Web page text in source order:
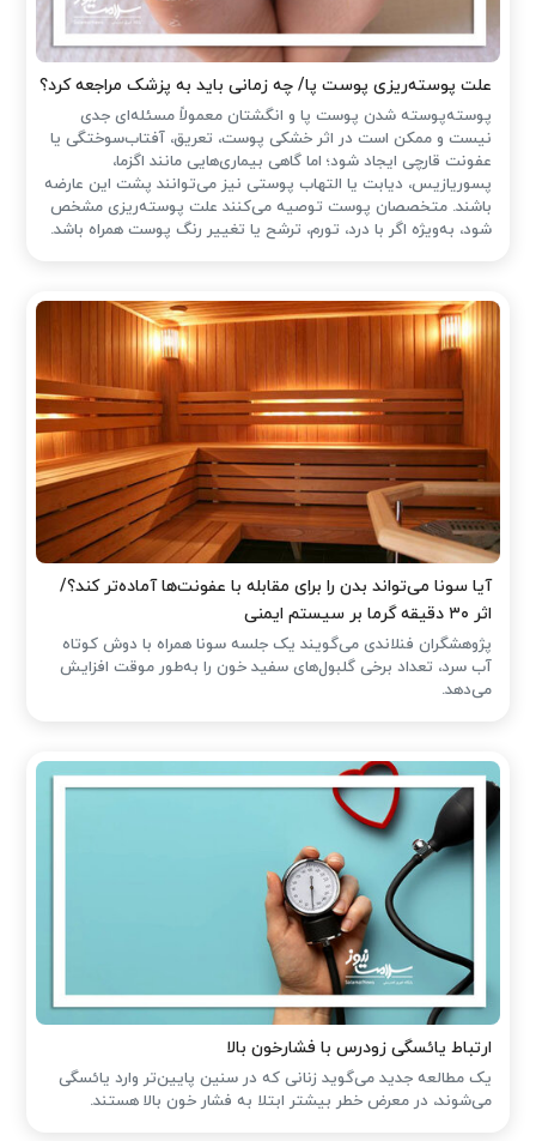
علت پوسته‌ریزی پوست پا/ چه زمانی باید به پزشک مراجعه کرد؟
پوسته‌پوسته شدن پوست پا و انگشتان معمولاً مسئله‌ای جدی
نیست و ممکن است در اثر خشکی پوست، تعریق، آفتاب‌سوختگی یا
عفونت قارچی ایجاد شود؛ اما گاهی بیماری‌هایی مانند اگزما،
پسوریازیس، دیابت یا التهاب پوستی نیز می‌توانند پشت این عارضه
باشند. متخصصان پوست توصیه می‌کنند علت پوسته‌ریزی مشخص
شود، به‌ویژه اگر با درد، تورم، ترشح یا تغییر رنگ پوست همراه باشد.
آیا سونا می‌تواند بدن را برای مقابله با عفونت‌ها آماده‌تر کند؟/
اثر ۳۰ دقیقه گرما بر سیستم ایمنی
پژوهشگران فنلاندی می‌گویند یک جلسه سونا همراه با دوش کوتاه
آب سرد، تعداد برخی گلبول‌های سفید خون را به‌طور موقت افزایش
می‌دهد.
ارتباط یائسگی زودرس با فشارخون بالا
یک مطالعه جدید می‌گوید زنانی که در سنین پایین‌تر وارد یائسگی
می‌شوند، در معرض خطر بیشتر ابتلا به فشار خون بالا هستند.